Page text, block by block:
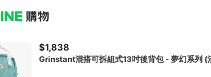
$1,838
Grinstant混搭可拆組式13吋後背包 - 夢幻系列 (